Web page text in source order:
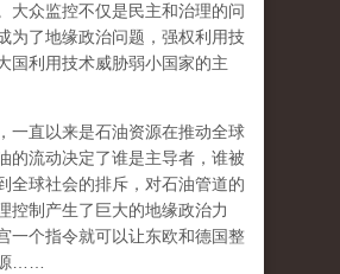
大众监控不仅是民主和治理的问
为了地缘政治问题，强权利用技
国利用技术威胁弱小国家的主
一直以来是石油资源在推动全球
的流动决定了谁是主导者，谁被
全球社会的排斥，对石油管道的
控制产生了巨大的地缘政治力
一个指令就可以让东欧和德国整
……